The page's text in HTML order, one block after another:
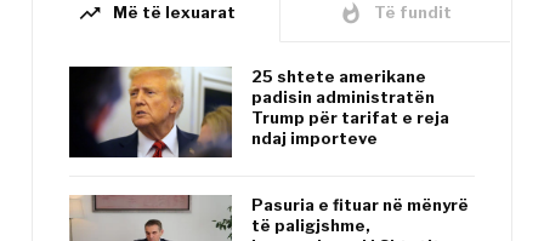
trending_up Më të lexuarat whatshot Të fundit
25 shtete amerikane
padisin administratën
Trump për tarifat e reja
ndaj importeve
Pasuria e fituar në mënyrë
të paligjshme,